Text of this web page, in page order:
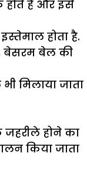
होते हैं और इसे
होता है.
बेसरम बेल की
मिलाया जाता
जहरीले होने का
किया जाता